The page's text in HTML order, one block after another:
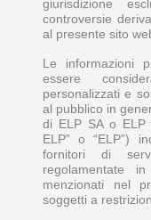
giurisdizione
controversie
al presente sito
Le informazioni
essere
personalizzati e
al pubblico in
di ELP SA o ELP
ELP” o “ELP”)
fornitori di
regolamentate
menzionati nel
soggetti a